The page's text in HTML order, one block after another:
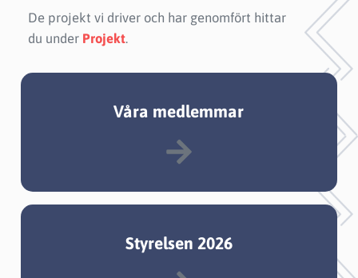
De projekt vi driver och har genomfört hittar
du under Projekt.
Våra medlemmar
Styrelsen 2026